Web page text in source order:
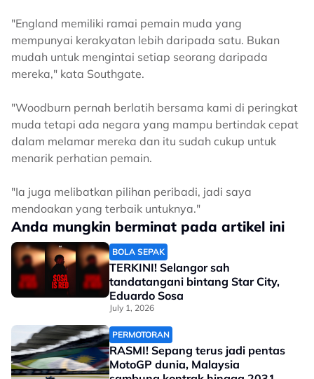
"England memiliki ramai pemain muda yang
mempunyai kerakyatan lebih daripada satu. Bukan
mudah untuk mengintai setiap seorang daripada
mereka," kata Southgate.
"Woodburn pernah berlatih bersama kami di peringkat
muda tetapi ada negara yang mampu bertindak cepat
dalam melamar mereka dan itu sudah cukup untuk
menarik perhatian pemain.
"Ia juga melibatkan pilihan peribadi, jadi saya
mendoakan yang terbaik untuknya."
Anda mungkin berminat pada artikel ini
BOLA SEPAK
TERKINI! Selangor sah
tandatangani bintang Star City,
Eduardo Sosa
July 1, 2026
PERMOTORAN
RASMI! Sepang terus jadi pentas
MotoGP dunia, Malaysia